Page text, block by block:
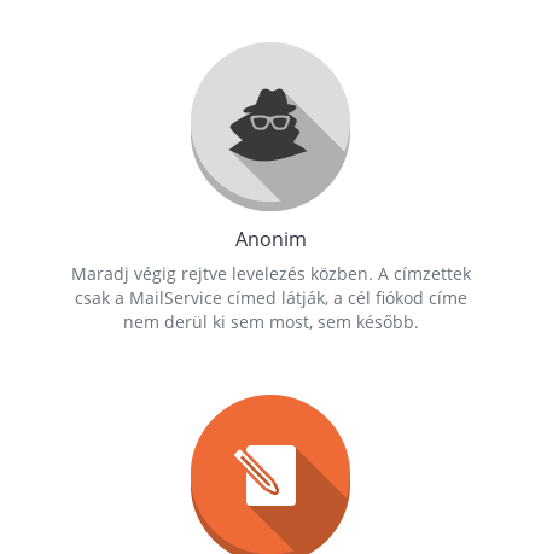
Anonim
Maradj végig rejtve levelezés közben. A címzettek
csak a MailService címed látják, a cél fiókod címe
nem derül ki sem most, sem később.